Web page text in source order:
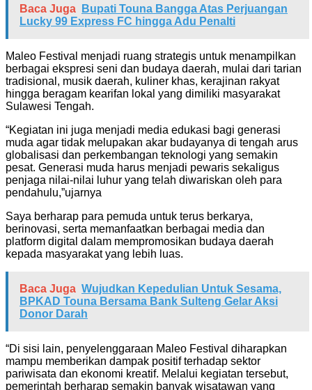
Baca Juga
Bupati Touna Bangga Atas Perjuangan
Lucky 99 Express FC hingga Adu Penalti
Maleo Festival menjadi ruang strategis untuk menampilkan
berbagai ekspresi seni dan budaya daerah, mulai dari tarian
tradisional, musik daerah, kuliner khas, kerajinan rakyat
hingga beragam kearifan lokal yang dimiliki masyarakat
Sulawesi Tengah.
“Kegiatan ini juga menjadi media edukasi bagi generasi
muda agar tidak melupakan akar budayanya di tengah arus
globalisasi dan perkembangan teknologi yang semakin
pesat. Generasi muda harus menjadi pewaris sekaligus
penjaga nilai-nilai luhur yang telah diwariskan oleh para
pendahulu,”ujarnya
Saya berharap para pemuda untuk terus berkarya,
berinovasi, serta memanfaatkan berbagai media dan
platform digital dalam mempromosikan budaya daerah
kepada masyarakat yang lebih luas.
Baca Juga Wujudkan Kepedulian Untuk Sesama,
BPKAD Touna Bersama Bank Sulteng Gelar Aksi
Donor Darah
“Di sisi lain, penyelenggaraan Maleo Festival diharapkan
mampu memberikan dampak positif terhadap sektor
pariwisata dan ekonomi kreatif. Melalui kegiatan tersebut,
pemerintah berharap semakin banyak wisatawan yang